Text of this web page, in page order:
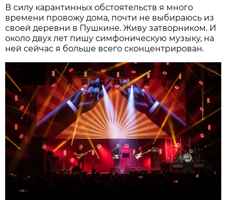
В силу карантинных обстоятельств я много
времени провожу дома, почти не выбираюсь из
своей деревни в Пушкине. Живу затворником. И
около двух лет пишу симфоническую музыку, на
ней сейчас я больше всего сконцентрирован.